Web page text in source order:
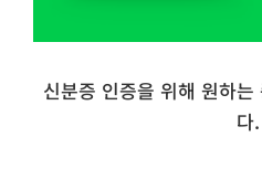
신분증 인증을 위해 원하
다.